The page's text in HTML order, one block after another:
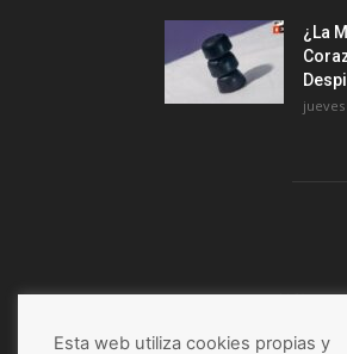
¿La
Esta web utiliza cookies propias y